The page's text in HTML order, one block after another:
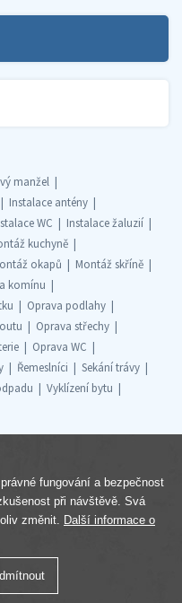
manžel
Instalace antény
WC
Instalace žaluzií
kuchyně
okapů
Montáž skříně
komínu
Oprava podlahy
Oprava střechy
Oprava WC
Řemeslníci
Sekání trávy
Vyklízení bytu
fungování a bezpečnost
při návštěvě. Svá
změnit. Další informace o